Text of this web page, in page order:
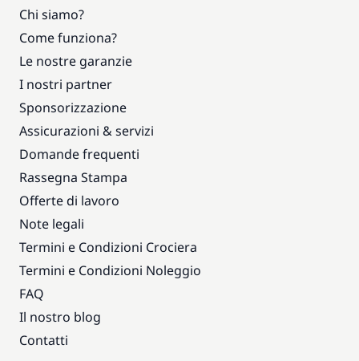
Chi siamo?
Come funziona?
Le nostre garanzie
I nostri partner
Sponsorizzazione
Assicurazioni & servizi
Domande frequenti
Rassegna Stampa
Offerte di lavoro
Note legali
Termini e Condizioni Crociera
Termini e Condizioni Noleggio
FAQ
Il nostro blog
Contatti